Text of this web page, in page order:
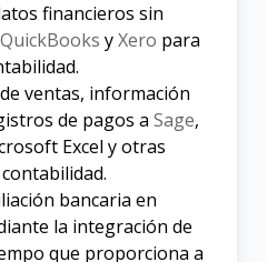
financieros sin
QuickBooks yXero para
ventas, información
de pagos a Sage,
Excel y otras
bancaria en
la integración de
que proporciona a